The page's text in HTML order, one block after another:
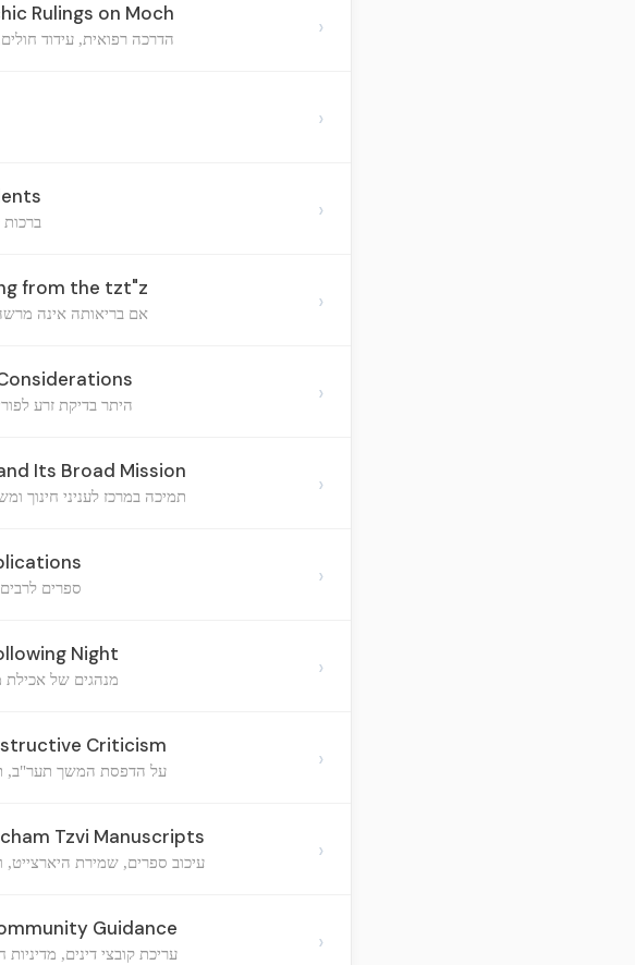
Rulings on Moch
הדרכה רפואית, עידוד ›
›
›
from the tzt"z
אם בריאותה אינה ›
היתר בדיקת זרע ›
Its Broad Mission
תמיכה במרכז לעניני חינוך ›
ספרים ›
Night
מנהגים של אכילת ›
Criticism
על הדפסת המשך תער"ב, ›
Tzvi Manuscripts
עיכוב ספרים, שמירת ›
Guidance
עריכת קובצי דינים, ›